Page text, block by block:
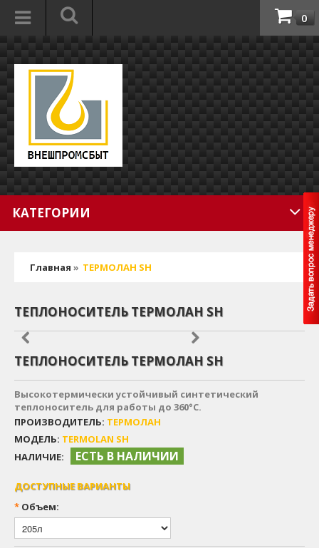
0
КАТЕГОРИИ
Главная » ТЕРМОЛАН SH
ТЕПЛОНОСИТЕЛЬ ТЕРМОЛАН SH
ТЕПЛОНОСИТЕЛЬ ТЕРМОЛАН SH
Высокотермически устойчивый синтетический
теплоноситель для работы до 360°C.
ПРОИЗВОДИТЕЛЬ: ТЕРМОЛАН
МОДЕЛЬ: TERMOLAN SH
НАЛИЧИЕ:
ЕСТЬ В НАЛИЧИИ
ДОСТУПНЫЕ ВАРИАНТЫ
* Объем: